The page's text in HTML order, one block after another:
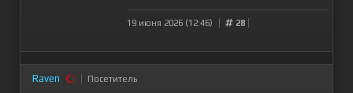
19 июня 2026 (12:46) 28
Raven Посетитель